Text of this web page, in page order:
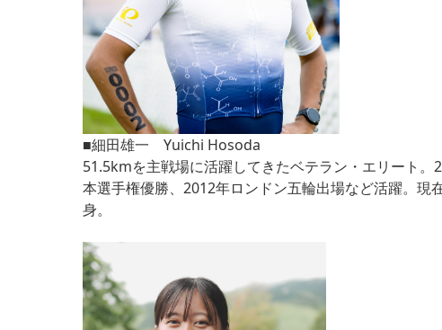
■細田雄一 Yuichi Hosoda
51.5kmを主戦場に活躍してきたベテラン・エリート
本選手権優勝、2012年ロンドン五輪出場など活躍。
身。